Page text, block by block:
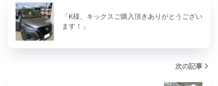
「K様、キックスご購入頂きありがとうござい
ます！」
次の記事